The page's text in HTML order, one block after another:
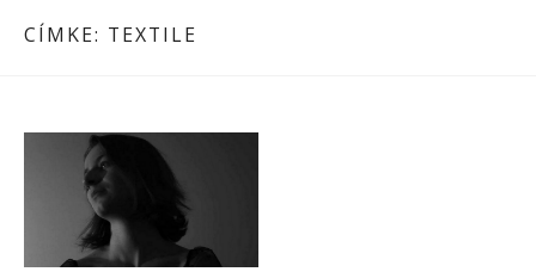
CÍMKE: TEXTILE